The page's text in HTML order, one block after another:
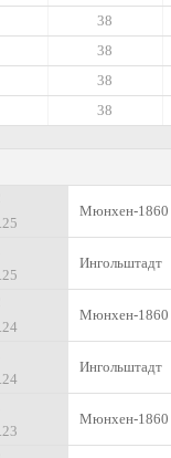
38
38
38
38
Мюнхен-1860
Ингольштадт
Мюнхен-1860
Ингольштадт
Мюнхен-1860